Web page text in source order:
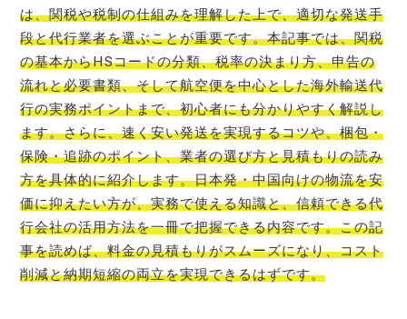
は、関税や税制の仕組みを理解した上で、適切な発送手
段と代行業者を選ぶことが重要です。本記事では、関税
の基本からHSコードの分類、税率の決まり方、申告の
流れと必要書類、そして航空便を中心とした海外輸送代
行の実務ポイントまで、初心者にも分かりやすく解説し
ます。さらに、速く安い発送を実現するコツや、梱包・
保険・追跡のポイント、業者の選び方と見積もりの読み
方を具体的に紹介します。日本発・中国向けの物流を安
価に抑えたい方が、実務で使える知識と、信頼できる代
行会社の活用方法を一冊で把握できる内容です。この記
事を読めば、料金の見積もりがスムーズになり、コスト
削減と納期短縮の両立を実現できるはずです。